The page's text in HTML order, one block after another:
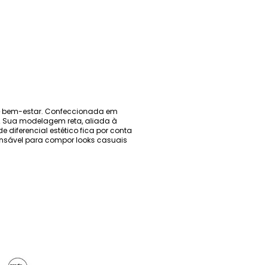
bem-estar. Confeccionada em
modelagem reta, aliada à
diferencial estético fica por conta
para compor looks casuais